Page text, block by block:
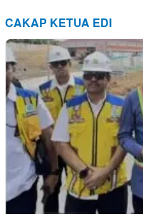
CAKAP KETUA EDI